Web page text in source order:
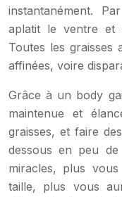
instantanément.
aplatit le ventre et
Toutes les
affinées, voire
Grâce à un body
maintenue et
graisses, et faire
dessous en peu
miracles, plus
taille, plus vous